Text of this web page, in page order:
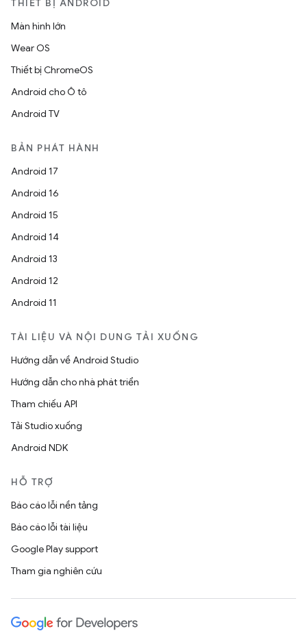
THIẾT BỊ ANDROID
Màn hình lớn
Wear OS
Thiết bị ChromeOS
Android cho Ô tô
Android TV
BẢN PHÁT HÀNH
Android 17
Android 16
Android 15
Android 14
Android 13
Android 12
Android 11
TÀI LIỆU VÀ NỘI DUNG TẢI XUỐNG
Hướng dẫn về Android Studio
Hướng dẫn cho nhà phát triển
Tham chiếu API
Tải Studio xuống
Android NDK
HỖ TRỢ
Báo cáo lỗi nền tảng
Báo cáo lỗi tài liệu
Google Play support
Tham gia nghiên cứu